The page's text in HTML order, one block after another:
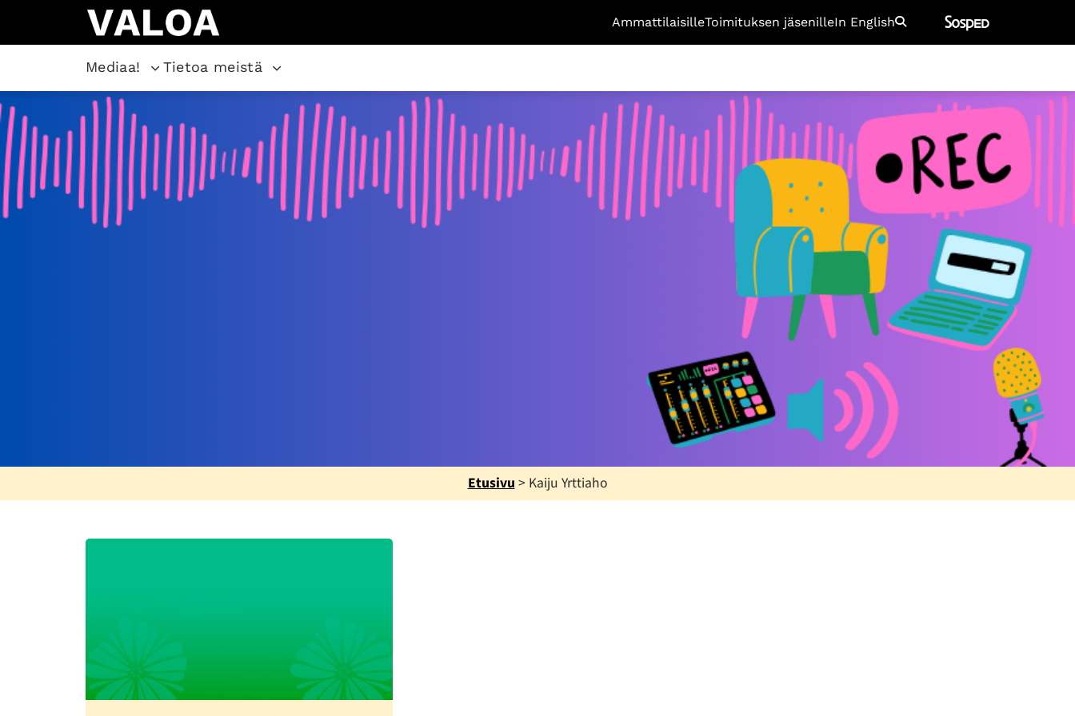
AmmattilaisilleToimituksen jäsenilleIn English Etsi
Mediaa! Tietoa meistä
Etusivu> Kaiju Yrttiaho